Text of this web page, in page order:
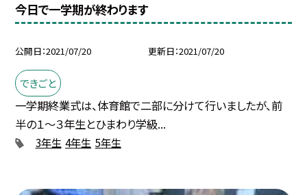
今日で一学期が終わります
公開日 2021/07/20 更新日 2021/07/20
できごと
一学期終業式は、体育館で二部に分けて行いましたが、前
半の１〜３年生とひまわり学級...
3年生 4年生 5年生